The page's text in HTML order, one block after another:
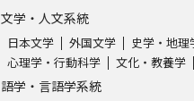
データサイエンス
進路の３択
新
新学年スタート号
文学・人文系統
日本文学 外国文学 史学・地理
心理学・行動科学
文化・教養学
語学・言語学系統